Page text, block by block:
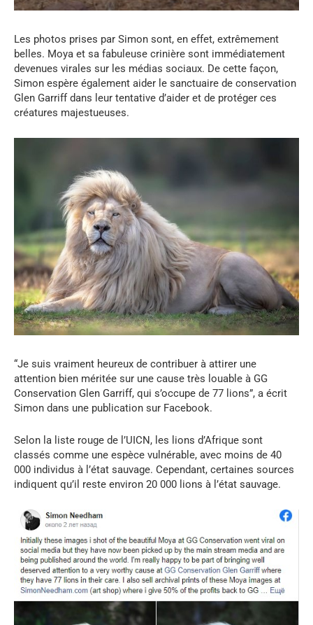
Les photos prises par Simon sont, en effet, extrêmement
belles. Moya et sa fabuleuse crinière sont immédiatement
devenues virales sur les médias sociaux. De cette façon,
Simon espère également aider le sanctuaire de conservation
Glen Garriff dans leur tentative d’aider et de protéger ces
créatures majestueuses.
“Je suis vraiment heureux de contribuer à attirer une
attention bien méritée sur une cause très louable à GG
Conservation Glen Garriff, qui s’occupe de 77 lions”, a écrit
Simon dans une publication sur Facebook.
Selon la liste rouge de l’UICN, les lions d’Afrique sont
classés comme une espèce vulnérable, avec moins de 40
000 individus à l’état sauvage. Cependant, certaines sources
indiquent qu’il reste environ 20 000 lions à l’état sauvage.